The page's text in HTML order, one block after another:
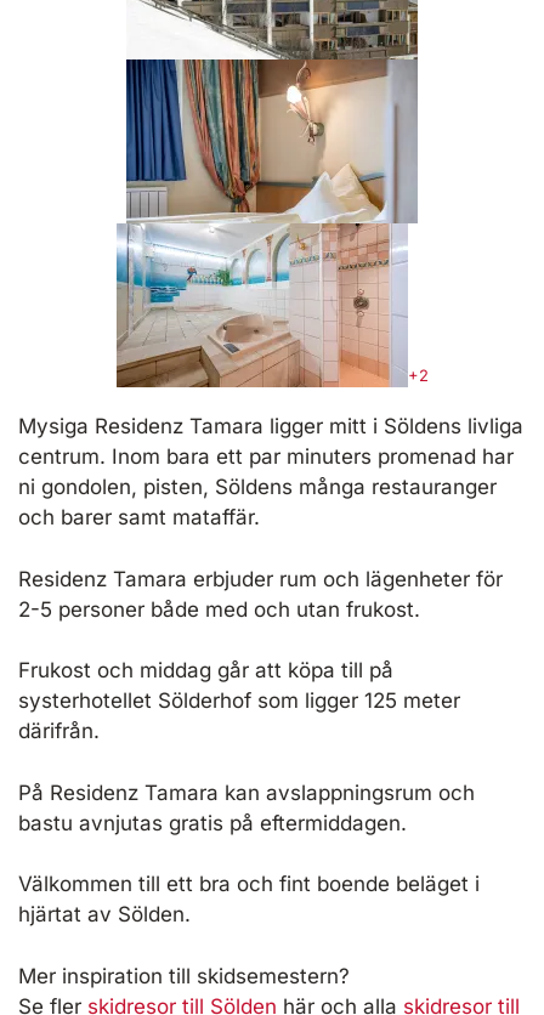
+2
Mysiga Residenz Tamara ligger mitt i Söldens livliga
centrum. Inom bara ett par minuters promenad har
ni gondolen, pisten, Söldens många restauranger
och barer samt mataffär.
Residenz Tamara erbjuder rum och lägenheter för
2-5 personer både med och utan frukost.
Frukost och middag går att köpa till på
systerhotellet Sölderhof som ligger 125 meter
därifrån.
På Residenz Tamara kan avslappningsrum och
bastu avnjutas gratis på eftermiddagen.
Välkommen till ett bra och fint boende beläget i
hjärtat av Sölden.
Mer inspiration till skidsemestern?
Se fler skidresor till Sölden här och alla skidresor till